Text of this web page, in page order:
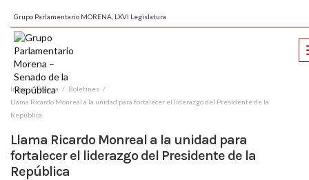
Grupo Parlamentario MORENA, LXVI Legislatura
Inicio Prensa
Boletines
Llama Ricardo Monreal a la unidad para fortalecer el liderazgo del Presidente de la
República
Llama Ricardo Monreal a la unidad para
fortalecer el liderazgo del Presidente de la
República